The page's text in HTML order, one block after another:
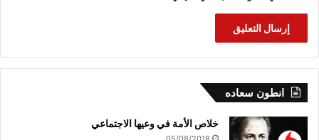
انطون سعاده
خلاص الأمة في وعيها الاجتماعي